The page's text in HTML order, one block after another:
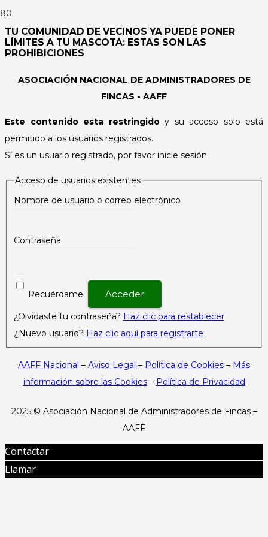
TU COMUNIDAD DE VECINOS YA PUEDE PONER
LÍMITES A TU MASCOTA: ESTAS SON LAS
PROHIBICIONES
ASOCIACIÓN NACIONAL DE ADMINISTRADORES DE
FINCAS - AAFF
Este contenido esta restringidoy su acceso solo está
permitido a los usuarios registrados.
Sí es un usuario registrado, por favor inicie sesión.
Acceso de usuarios existentes
Nombre de usuario o correo electrónico
Contraseña
Recuérdame
¿Olvidaste tu contraseña? Haz clic para restablecer
¿Nuevo usuario? Haz clic aquí para registrarte
AAFF Nacional – Aviso Legal – Política de Cookies – Más
información sobre las Cookies– Política de Privacidad
2025 © Asociación Nacional de Administradores de Fincas –
AAFF
Contactar
Llamar